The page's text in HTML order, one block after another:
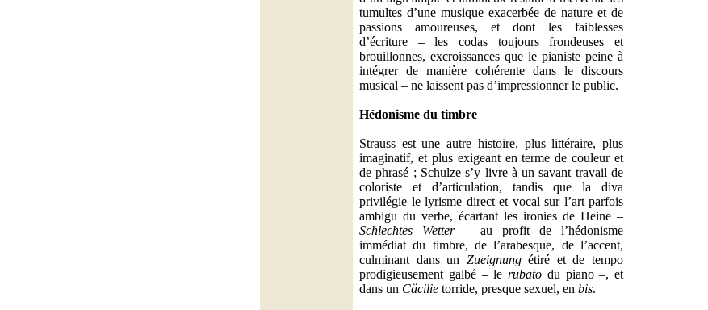
tumultes d’une musique exacerbée de nature et de
passions amoureuses, et dont les faiblesses
d’écriture – les codas toujours frondeuses et
brouillonnes, excroissances que le pianiste peine à
intégrer de manière cohérente dans le discours
musical – ne laissent pas d’impressionner le public.
Hédonisme du timbre
Strauss est une autre histoire, plus littéraire, plus
imaginatif, et plus exigeant en terme de couleur et
de phrasé ; Schulze s’y livre à un savant travail de
coloriste et d’articulation, tandis que la diva
privilégie le lyrisme direct et vocal sur l’art parfois
ambigu du verbe, écartant les ironies de Heine –
Schlechtes Wetter– au profit de l’hédonisme
immédiat du timbre, de l’arabesque, de l’accent,
culminant dans un Zueignungétiré et de tempo
prodigieusement galbé – le rubato du piano –, et
dans un Cäcilie torride, presque sexuel, en bis.